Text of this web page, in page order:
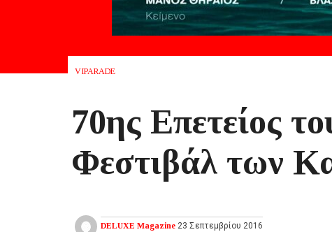
VIPARADE
70ης Επετείος
Φεστιβάλ των
DELUXE Magazine 23 Σεπτεμβρίου 2016